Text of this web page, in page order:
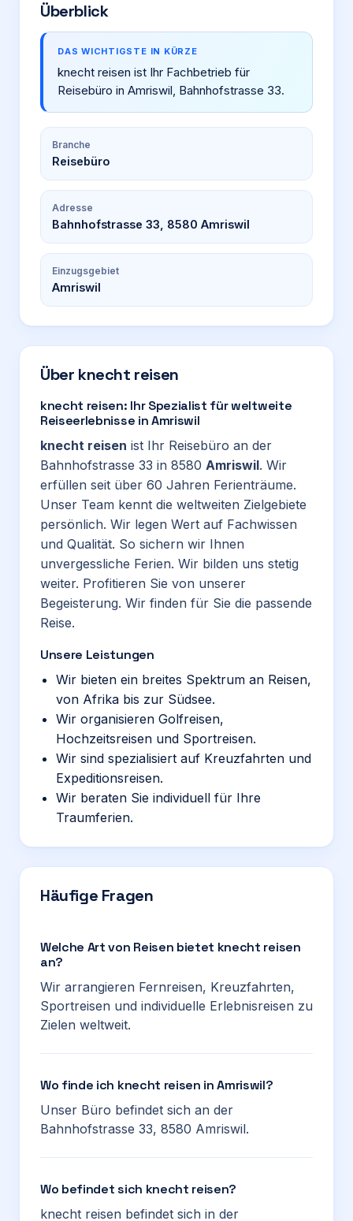
Überblick
DAS WICHTIGSTE IN KÜRZE
knecht reisen ist Ihr Fachbetrieb für
Reisebüro in Amriswil, Bahnhofstrasse 33.
Branche
Reisebüro
Adresse
Bahnhofstrasse 33, 8580 Amriswil
Einzugsgebiet
Amriswil
Über knecht reisen
knecht reisen: Ihr Spezialist für weltweite
Reiseerlebnisse in Amriswil
knecht reisen ist Ihr Reisebüro an der
Bahnhofstrasse 33 in 8580 Amriswil. Wir
erfüllen seit über 60 Jahren Ferienträume.
Unser Team kennt die weltweiten Zielgebiete
persönlich. Wir legen Wert auf Fachwissen
und Qualität. So sichern wir Ihnen
unvergessliche Ferien. Wir bilden uns stetig
weiter. Profitieren Sie von unserer
Begeisterung. Wir finden für Sie die passende
Reise.
Unsere Leistungen
Wir bieten ein breites Spektrum an Reisen,
von Afrika bis zur Südsee.
Wir organisieren Golfreisen,
Hochzeitsreisen und Sportreisen.
Wir sind spezialisiert auf Kreuzfahrten und
Expeditionsreisen.
Wir beraten Sie individuell für Ihre
Traumferien.
Häufige Fragen
Welche Art von Reisen bietet knecht reisen
an?
Wir arrangieren Fernreisen, Kreuzfahrten,
Sportreisen und individuelle Erlebnisreisen zu
Zielen weltweit.
Wo finde ich knecht reisen in Amriswil?
Unser Büro befindet sich an der
Bahnhofstrasse 33, 8580 Amriswil.
Wo befindet sich knecht reisen?
knecht reisen befindet sich in der